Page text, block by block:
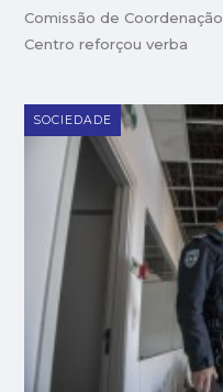
Comissão de
Centro reforçou verba
SOCIEDADE